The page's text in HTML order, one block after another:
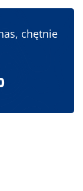
chętnie